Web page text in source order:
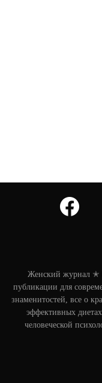
Женский журнал ✭
публикации для
знаменитостей, все о
эффективных
человеческой